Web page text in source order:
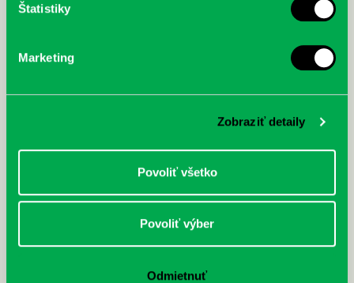
Štatistiky
Marketing
Zobraziť detaily
Povoliť všetko
Povoliť výber
Odmietnuť
Rudź, Przemyslaw: Atlas hviezd:
Hardy, Paula: Japonsko na tanieri: